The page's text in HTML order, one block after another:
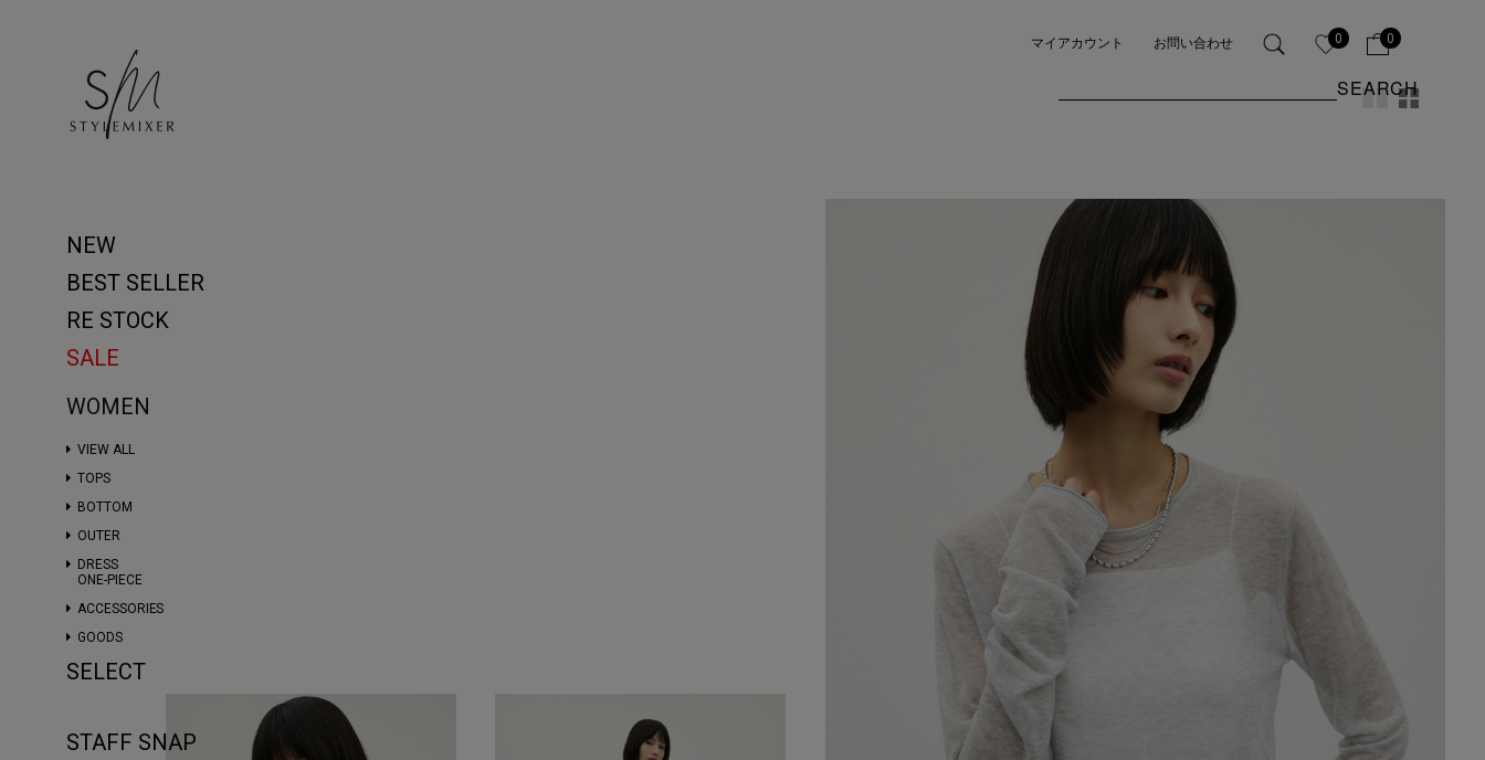
マイアカウント お問い合わせ 0 0
SEARCH
NEW
BEST SELLER
RE STOCK
SALE
WOMEN
VIEW ALL
TOPS
BOTTOM
OUTER
DRESS
ONE-PIECE
ACCESSORIES
GOODS
SELECT
STAFF SNAP